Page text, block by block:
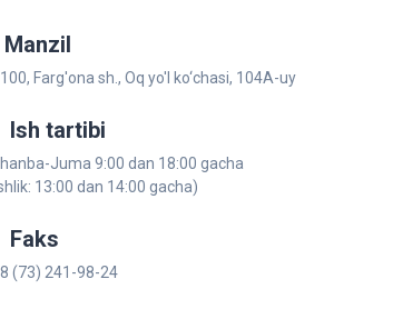
Manzil
Farg'ona sh., Oq yo'l ko‘chаsi, 104A-uy
Ish tartibi
Juma 9:00 dan 18:00 gacha
13:00 dan 14:00 gacha)
Faks
(73) 241-98-24